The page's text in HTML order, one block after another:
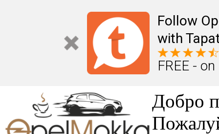
Follow
with
FREE -
Добро